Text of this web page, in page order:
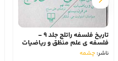
تاریخ فلسفه راتلج جلد 9 -
فلسفه ی علم منظق و ریاضیات
در قرن بیستم
ناشر: چشمه